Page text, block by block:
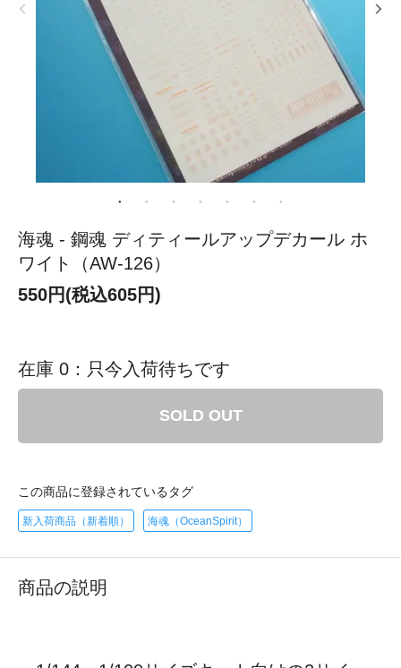
海魂 - 鋼魂 ディティールアップデカール ホ
ワイト（AW-126）
550円(税込605円)
在庫 0：只今入荷待ちです
SOLD OUT
この商品に登録されているタグ
新入荷商品（新着順） 海魂（OceanSpirit）
商品の説明